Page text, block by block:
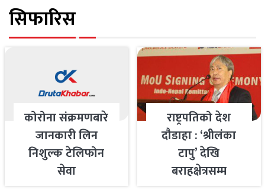
सिफारिस
कोरोना संक्रमणबारे
जानकारी लिन
निशुल्क टेलिफोन
सेवा
राष्ट्रपतिको देश
दौडाहा : ‘श्रीलंका
टापु’ देखि
बराहक्षेत्रसम्म